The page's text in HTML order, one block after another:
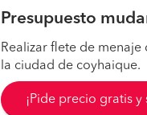
Presupuesto
Realizar flete de
la ciudad de coyhaique.
¡Pide precio gratis